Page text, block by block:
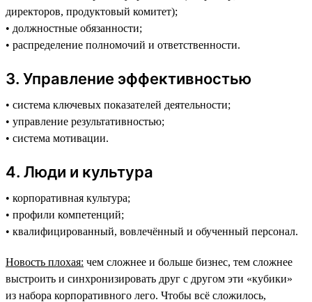
директоров, продуктовый комитет);
• должностные обязанности;
• распределение полномочий и ответственности.
3️. Управление эффективностью
• система ключевых показателей деятельности;
• управление результативностью;
• система мотивации.
4️. Люди и культура
• корпоративная культура;
• профили компетенций;
• квалифицированный, вовлечённый и обученный персонал.
Новость плохая: чем сложнее и больше бизнес, тем сложнее
выстроить и синхронизировать друг с другом эти «кубики»
из набора корпоративного лего. Чтобы всё сложилось,